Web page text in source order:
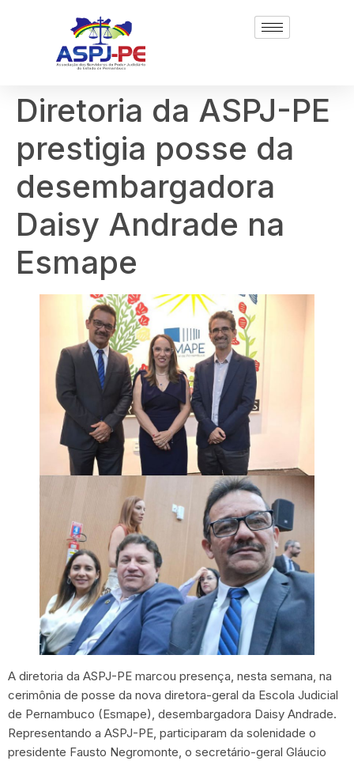
Diretoria da ASPJ-PE
prestigia posse da
desembargadora
Daisy Andrade na
Esmape
A diretoria da ASPJ-PE marcou presença, nesta semana, na
cerimônia de posse da nova diretora-geral da Escola Judicial
de Pernambuco (Esmape), desembargadora Daisy Andrade.
Representando a ASPJ-PE, participaram da solenidade o
presidente Fausto Negromonte, o secretário-geral Gláucio